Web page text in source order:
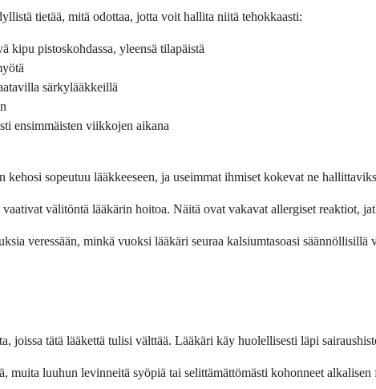
tietää, mitä odottaa, jotta voit hallita niitä tehokkaasti:
kipu pistoskohdassa, yleensä tilapäistä
särkylääkkeillä
ensimmäisten viikkojen aikana
sopeutuu lääkkeeseen, ja useimmat ihmiset kokevat ne
välitöntä lääkärin hoitoa. Näitä ovat vakavat allergiset reaktiot,
veressään, minkä vuoksi lääkäri seuraa kalsiumtasoasi
tätä lääkettä tulisi välttää. Lääkäri käy huolellisesti läpi
muita luuhun levinneitä syöpiä tai selittämättömästi kohonneet